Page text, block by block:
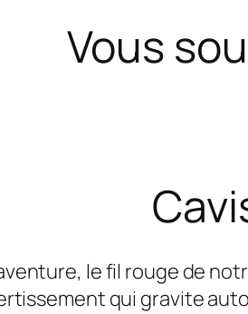
Vous
le fil rouge de
qui gravite